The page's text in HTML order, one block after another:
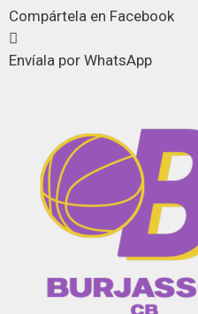
Compártela en Facebook
Envíala por WhatsApp